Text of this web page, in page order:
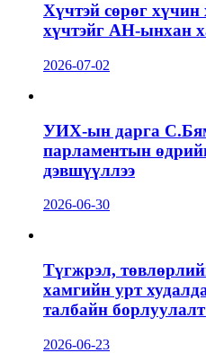
Хүчтэй сөрөг хүчин
хүчтэйг АН-ынхан
2026-07-02
УИХ-ын дарга
парламентын
дэвшүүллээ
2026-06-30
Түгжрэл,
хамгийн урт
талбайн борлуулалт
2026-06-23